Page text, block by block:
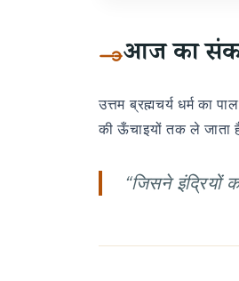
आज का
उत्तम ब्रह्मचर्य धर्म का
की ऊँचाइयों तक ले जाता
“जिसने इंद्रियों